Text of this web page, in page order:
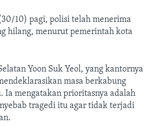
10) pagi, polisi telah menerima
hilang, menurut pemerintah kota
Yoon Suk Yeol, yang kantornya
masa berkabung
Ia mengatakan prioritasnya adalah
tragedi itu agar tidak terjadi